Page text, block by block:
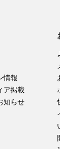
情報
ア掲載
知らせ